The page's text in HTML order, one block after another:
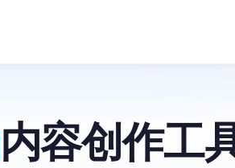
内容创作工